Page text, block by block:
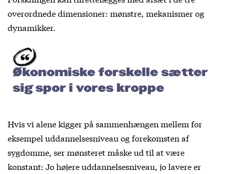
overordnede dimensioner: mønstre, mekanismer og
dynamikker.
Økonomiske forskelle sætter
sig spor i vores kroppe
Hvis vi alene kigger på sammenhængen mellem for
eksempel uddannelsesniveau og forekomsten af
sygdomme, ser mønsteret måske ud til at være
konstant: Jo højere uddannelsesniveau, jo lavere er